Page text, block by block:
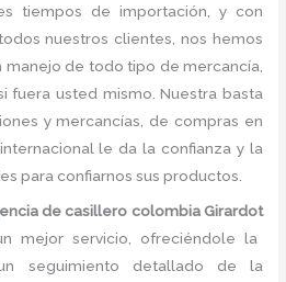
tiempos de importación, y con
nuestros clientes, nos hemos
de todo tipo de mercancía,
fuera usted mismo. Nuestra basta
y mercancías, de compras en
le da la confianza y la
para confiarnos sus productos.
de casillero colombia Girardot
mejor servicio, ofreciéndole la
seguimiento detallado de la